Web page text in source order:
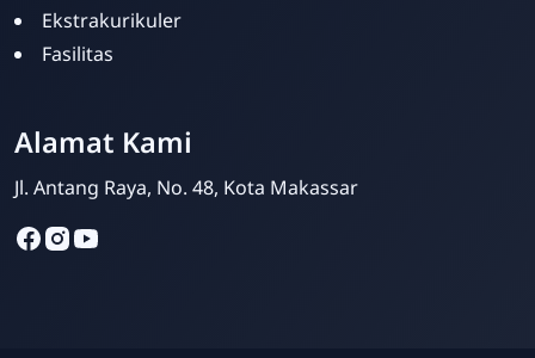
Ekstrakurikuler
Fasilitas
Alamat Kami
Jl. Antang Raya, No. 48, Kota Makassar